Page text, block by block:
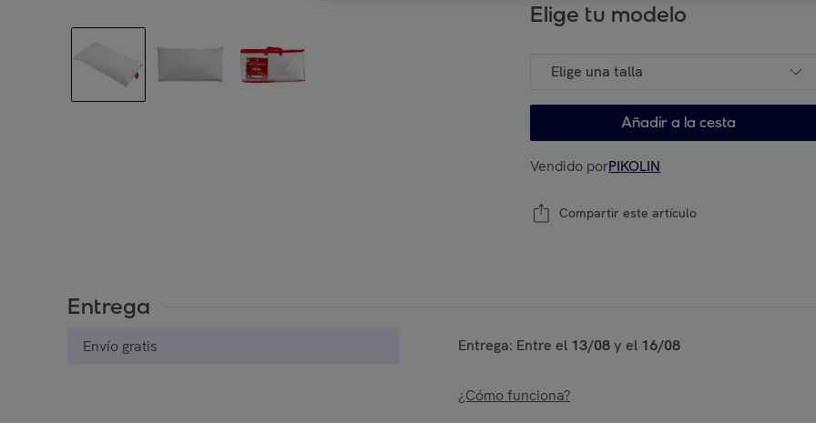
Elige tu modelo
Elige una talla
Añadir a la cesta
Vendido porPIKOLIN
Compartir este artículo
Entrega
Envío gratis Entrega: Entre el 13/08y el 16/08
¿Cómo funciona?